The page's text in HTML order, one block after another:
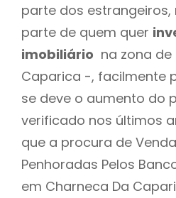
parte dos
parte de quem quer
imobiliário na zona de
Caparica -, facilmente
se deve o aumento do
verificado nos últimos
que a procura de
Penhoradas Pelos
em Charneca Da